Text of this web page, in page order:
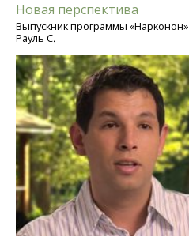
Новая перспектива
Выпускник программы «Нарконон»
Рауль С.